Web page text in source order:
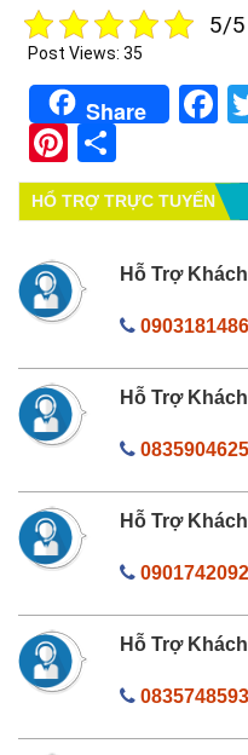
5/5
Post Views: 35
Share
Pinterest
HỔ TRỢ TRỰC TUYẾN
Hỗ Trợ
0903181486
Hỗ Trợ
0835904625
Hỗ Trợ
0901742092
Hỗ Trợ
0835748593